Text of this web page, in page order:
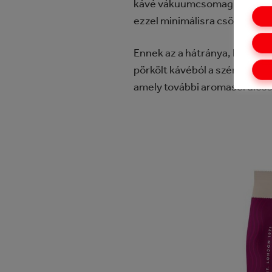
kávé vákuumcsomagban
ezzel minimálisra
Ennek az a hátránya, hogy
pörkölt kávéból a szén-
amely további